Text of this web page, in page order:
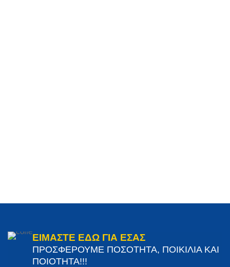
ΕΙΜΑΣΤΕ ΕΔΩ ΓΙΑ ΕΣΑΣ
ΠΡΟΣΦΕΡΟΥΜΕ ΠΟΣΟΤΗΤΑ, ΠΟΙΚΙΛΙΑ ΚΑΙ
ΠΟΙΟΤΗΤΑ!!!